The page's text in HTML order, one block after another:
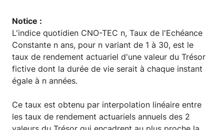
Notice :
L'indice quotidien CNO-TEC n, Taux de l'Echéance
Constante n ans, pour n variant de 1 à 30, est le
taux de rendement actuariel d'une valeur du Trésor
fictive dont la durée de vie serait à chaque instant
égale à n années.
Ce taux est obtenu par interpolation linéaire entre
les taux de rendement actuariels annuels des 2